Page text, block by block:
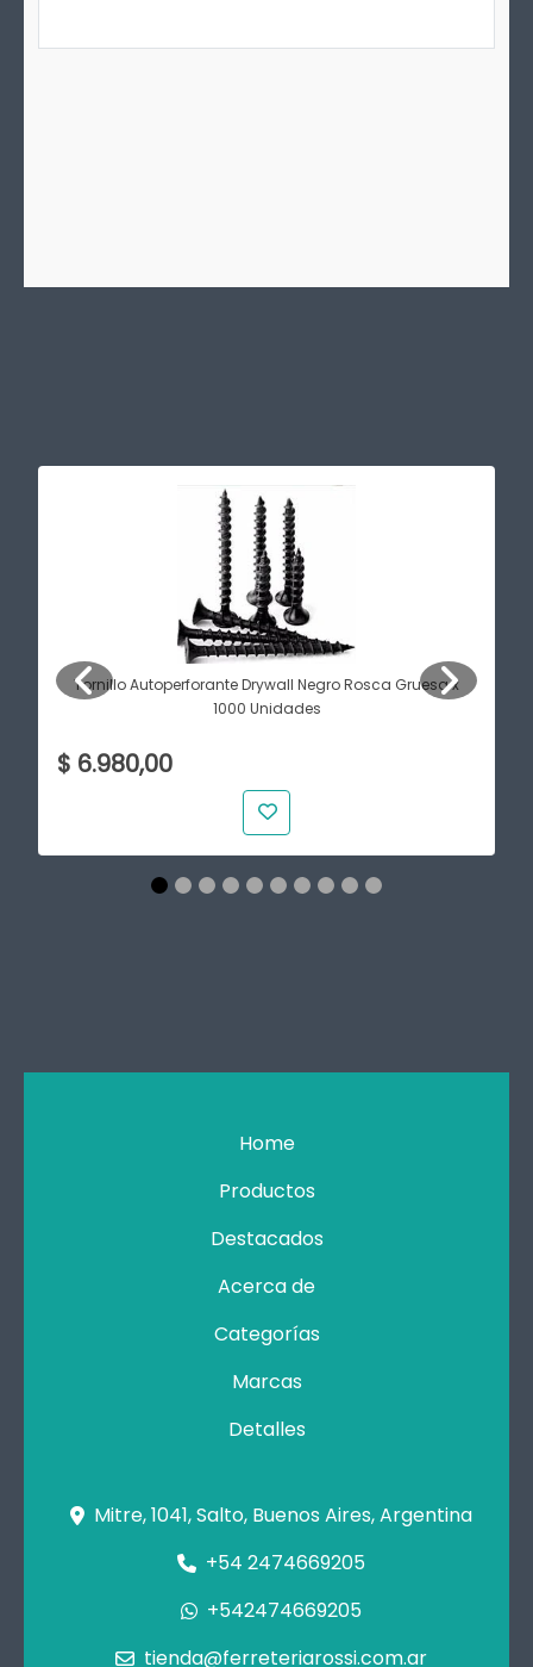
Tornillo Autoperforante Drywall Negro Rosca Gruesa x
1000 Unidades
$ 6.980,00
Home
Productos
Destacados
Acerca de
Categorías
Marcas
Detalles
Mitre, 1041, Salto, Buenos Aires, Argentina
+54 2474669205
+542474669205
tienda@ferreteriarossi.com.ar